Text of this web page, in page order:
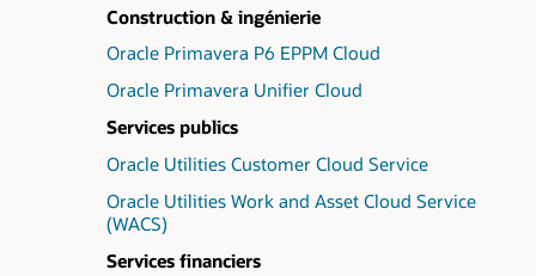
Construction & ingénierie
Oracle Primavera P6 EPPM Cloud
Oracle Primavera Unifier Cloud
Services publics
Oracle Utilities Customer Cloud Service
Oracle Utilities Work and Asset Cloud Service
(WACS)
Services financiers